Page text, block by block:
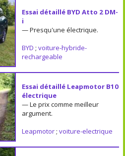
Essai détaillé BYD Atto 2 DM-
i
— Presqu'une électrique.
BYD ; voiture-hybride-
rechargeable
Essai détaillé Leapmotor B10
électrique
— Le prix comme meilleur
argument.
Leapmotor; voiture-electrique